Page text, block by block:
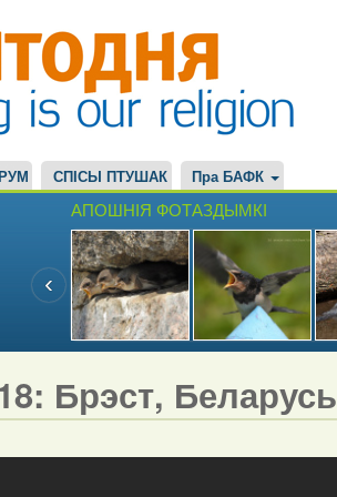
СПІСЫ ПТУШАК Пра БАФК
АПОШНІЯ ФОТАЗДЫМКІ
Брэст, Беларусь